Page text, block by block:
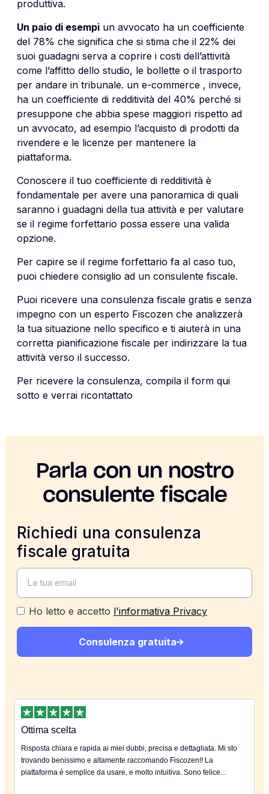
produttiva.
Un paio di esempi un avvocato ha un coefficiente
del 78% che significa che si stima che il 22% dei
suoi guadagni serva a coprire i costi dell’attività
come l’affitto dello studio, le bollette o il trasporto
per andare in tribunale. un e-commerce , invece,
ha un coefficiente di redditività del 40% perché si
presuppone che abbia spese maggiori rispetto ad
un avvocato, ad esempio l’acquisto di prodotti da
rivendere e le licenze per mantenere la
piattaforma.
Conoscere il tuo coefficiente di redditività è
fondamentale per avere una panoramica di quali
saranno i guadagni della tua attività e per valutare
se il regime forfettario possa essere una valida
opzione.
Per capire se il regime forfettario fa al caso tuo,
puoi chiedere consiglio ad un consulente fiscale.
Puoi ricevere una consulenza fiscale gratis e senza
impegno con un esperto Fiscozen che analizzerà
la tua situazione nello specifico e ti aiuterà in una
corretta pianificazione fiscale per indirizzare la tua
attività verso il successo.
Per ricevere la consulenza, compila il form qui
sotto e verrai ricontattato
Parla con un nostro
consulente fiscale
Richiedi una consulenza
fiscale gratuita
Ho letto e accetto l'informativa Privacy
Consulenza gratuita
Ottima scelta
Risposta chiara e rapida ai miei dubbi, precisa e dettagliata. Mi sto
trovando benissimo e altamente raccomando Fiscozen!! La
piattaforma è semplice da usare, e molto intuitiva. Sono felice...